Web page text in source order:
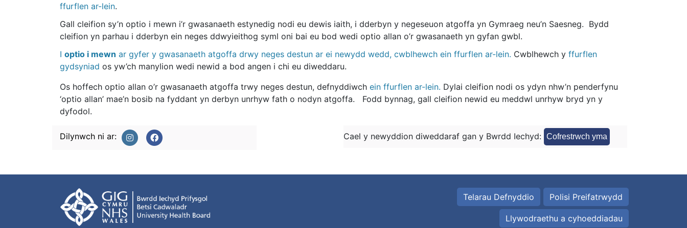
ffurflen ar-lein.
Gall cleifion sy’n optio i mewn i’r gwasanaeth estynedig nodi eu dewis iaith, i dderbyn y negeseuon atgoffa yn Gymraeg neu’n Saesneg. Bydd
cleifion yn parhau i dderbyn ein neges ddwyieithog syml oni bai eu bod wedi optio allan o’r gwasanaeth yn gyfan gwbl.
I optio i mewn ar gyfer y gwasanaeth atgoffa drwy neges destun ar ei newydd wedd, cwblhewch ein ffurflen ar-lein. Cwblhewch y ffurflen
gydsyniad os yw’ch manylion wedi newid a bod angen i chi eu diweddaru.
Os hoffech optio allan o’r gwasanaeth atgoffa trwy neges destun, defnyddiwch ein ffurflen ar-lein. Dylai cleifion nodi os ydyn nhw’n penderfynu
‘optio allan’ mae’n bosib na fyddant yn derbyn unrhyw fath o nodyn atgoffa. Fodd bynnag, gall cleifion newid eu meddwl unrhyw bryd yn y
dyfodol.
Dilynwch ni ar: Cael y newyddion diweddaraf gan y Bwrdd Iechyd: Cofrestrwch yma
Telarau Defnyddio Polisi Preifatrwydd
Llywodraethu a cyhoeddiadau